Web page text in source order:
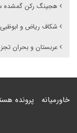
هجینگ رکن گمشده
شکاف ریاض و
عربستان و بحران
خاورمیانه پرونده